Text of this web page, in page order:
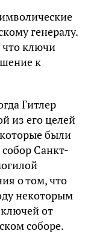
генералу.
что ключи
к
Гитлер
из его целей
были
Санкт-
о том, что
некоторым
от
соборе.